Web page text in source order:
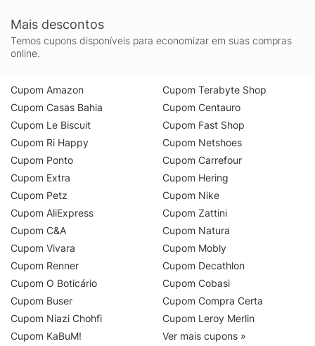
Mais descontos
Temos cupons disponíveis para economizar em suas compras
online.
Cupom Amazon
Cupom Casas Bahia
Cupom Le Biscuit
Cupom Ri Happy
Cupom Ponto
Cupom Extra
Cupom Petz
Cupom AliExpress
Cupom C&A
Cupom Vivara
Cupom Renner
Cupom O Boticário
Cupom Buser
Cupom Niazi Chohfi
Cupom KaBuM!
Cupom Terabyte Shop
Cupom Centauro
Cupom Fast Shop
Cupom Netshoes
Cupom Carrefour
Cupom Hering
Cupom Nike
Cupom Zattini
Cupom Natura
Cupom Mobly
Cupom Decathlon
Cupom Cobasi
Cupom Compra Certa
Cupom Leroy Merlin
Ver mais cupons »